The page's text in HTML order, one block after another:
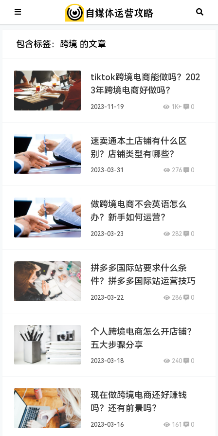
包含标签：跨境 的文章
tiktok跨境电商能做吗？202
3年跨境电商好做吗？
2023-11-19 1K+ 0
速卖通本土店铺有什么区
别？店铺类型有哪些？
2023-03-31 276 0
做跨境电商不会英语怎么
办？新手如何运营？
2023-03-23 282 0
拼多多国际站要求什么条
件？拼多多国际站运营技巧
2023-03-22 286 0
个人跨境电商怎么开店铺？
五大步骤分享
2023-03-18 240 0
现在做跨境电商还好赚钱
吗？还有前景吗？
2023-03-16 161 0